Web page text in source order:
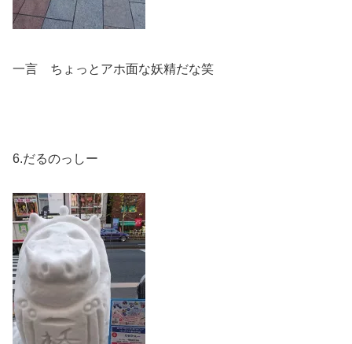
一言 ちょっとアホ面な妖精だな笑
6.だるのっしー